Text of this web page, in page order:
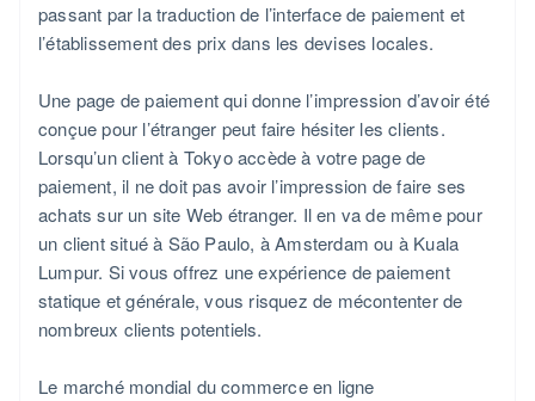
passant par la traduction de l’interface de paiement et
l’établissement des prix dans les devises locales.
Une page de paiement qui donne l’impression d’avoir été
conçue pour l’étranger peut faire hésiter les clients.
Lorsqu’un client à Tokyo accède à votre page de
paiement, il ne doit pas avoir l’impression de faire ses
achats sur un site Web étranger. Il en va de même pour
un client situé à São Paulo, à Amsterdam ou à Kuala
Lumpur. Si vous offrez une expérience de paiement
statique et générale, vous risquez de mécontenter de
nombreux clients potentiels.
Le marché mondial du commerce en ligne